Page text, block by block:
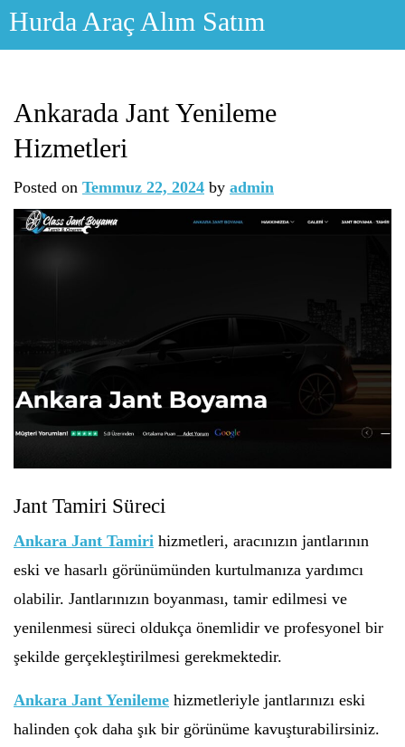
Skip
Hurda Araç Alım Satım
Ankarada Jant Yenileme
Hizmetleri
Posted on Temmuz 22, 2024 by admin
Jant Tamiri Süreci
Ankara Jant Tamiri hizmetleri, aracınızın jantlarının
eski ve hasarlı görünümünden kurtulmanıza yardımcı
olabilir. Jantlarınızın boyanması, tamir edilmesi ve
yenilenmesi süreci oldukça önemlidir ve profesyonel bir
şekilde gerçekleştirilmesi gerekmektedir.
Ankara Jant Yenileme hizmetleriyle jantlarınızı eski
halinden çok daha şık bir görünüme kavuşturabilirsiniz.